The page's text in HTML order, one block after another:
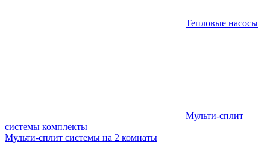
Тепловые насосы
Мульти-сплит
системы комплекты
Мульти-сплит системы на 2 комнаты